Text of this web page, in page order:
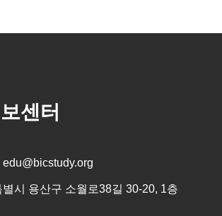
센터
시 용산구 소월로38길 30-20, 1층